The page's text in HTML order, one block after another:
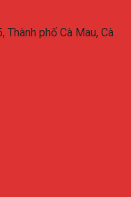
phố Cà Mau, Cà